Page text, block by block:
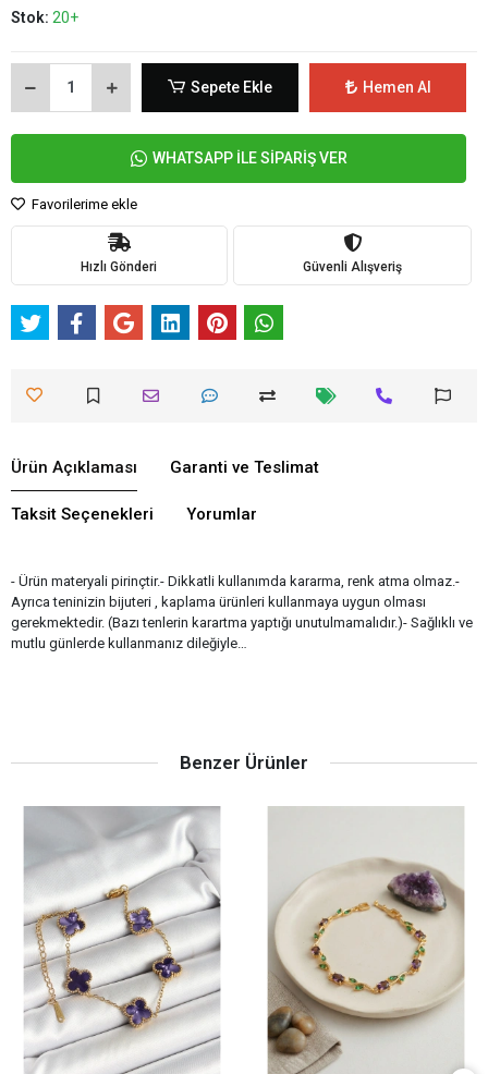
Stok: 20+
Sepete Ekle Hemen Al
WHATSAPP İLE SİPARİŞ VER
Favorilerime ekle
Hızlı Gönderi Güvenli Alışveriş
Ürün Açıklaması Garanti ve Teslimat
Taksit Seçenekleri Yorumlar
- Ürün materyali pirinçtir.- Dikkatli kullanımda kararma, renk atma olmaz.-
Ayrıca teninizin bijuteri , kaplama ürünleri kullanmaya uygun olması
gerekmektedir. (Bazı tenlerin karartma yaptığı unutulmamalıdır.)- Sağlıklı ve
mutlu günlerde kullanmanız dileğiyle…
Benzer Ürünler